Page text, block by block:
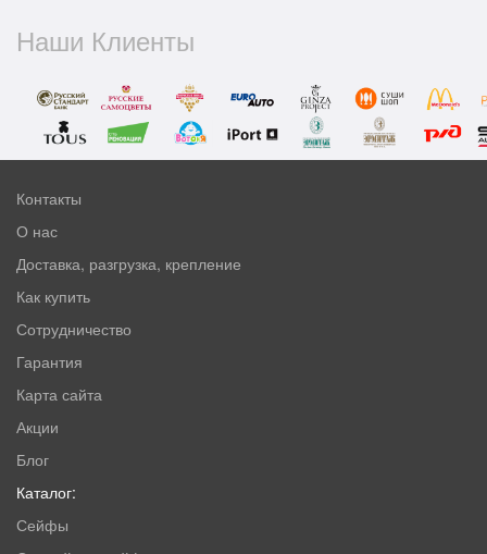
Наши Клиенты
Контакты
О нас
Доставка, разгрузка, крепление
Как купить
Сотрудничество
Гарантия
Карта сайта
Акции
Блог
Каталог:
Сейфы